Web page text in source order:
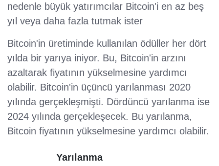
nedenle büyük yatırımcılar Bitcoin'i en az beş
yıl veya daha fazla tutmak ister
Bitcoin'in üretiminde kullanılan ödüller her dört
yılda bir yarıya iniyor. Bu, Bitcoin'in arzını
azaltarak fiyatının yükselmesine yardımcı
olabilir. Bitcoin'in üçüncü yarılanması 2020
yılında gerçekleşmişti. Dördüncü yarılanma ise
2024 yılında gerçekleşecek. Bu yarılanma,
Bitcoin fiyatının yükselmesine yardımcı olabilir.
Yarılanma